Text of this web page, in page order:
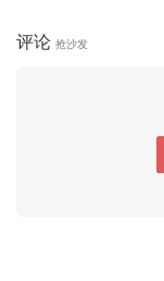
修
公
评论 抢沙发